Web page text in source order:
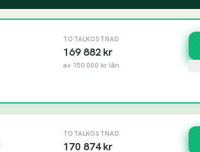
TOTALKOSTNAD
169 882 kr
av 150 000 kr lån
TOTALKOSTNAD
170 874kr